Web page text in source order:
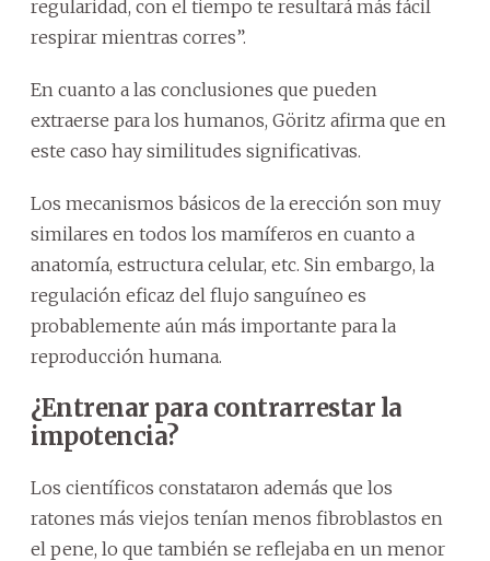
regularidad, con el tiempo te resultará más fácil
respirar mientras corres”.
En cuanto a las conclusiones que pueden
extraerse para los humanos, Göritz afirma que en
este caso hay similitudes significativas.
Los mecanismos básicos de la erección son muy
similares en todos los mamíferos en cuanto a
anatomía, estructura celular, etc. Sin embargo, la
regulación eficaz del flujo sanguíneo es
probablemente aún más importante para la
reproducción humana.
¿Entrenar para contrarrestar la
impotencia?
Los científicos constataron además que los
ratones más viejos tenían menos fibroblastos en
el pene, lo que también se reflejaba en un menor